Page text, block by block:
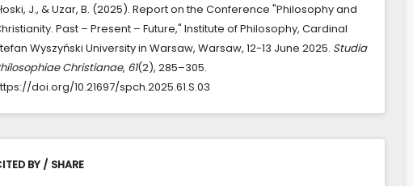
J., & Uzar, B. (2025). Report on the Conference "Philosophy and
Past – Present – Future," Institute of Philosophy, Cardinal
Wyszyński University in Warsaw, Warsaw, 12-13 June 2025. Studia
Christianae, 61(2), 285–305.
doi.org/10.21697/spch.2025.61.S.03
BY / SHARE